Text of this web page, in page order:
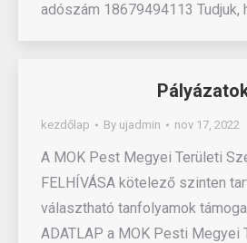
adószám 18679494113 Tudjuk,
kezdőlap By ujadmin nov 17, 2022
A MOK Pest Megyei Területi
FELHÍVÁSA kötelező szinten
választható tanfolyamok
ADATLAP a MOK Pesti Megyei